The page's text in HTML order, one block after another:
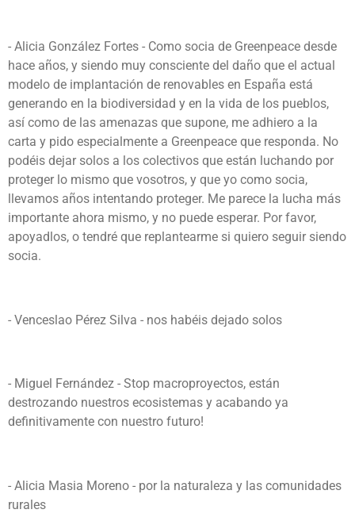
- Alicia González Fortes - Como socia de Greenpeace desde
hace años, y siendo muy consciente del daño que el actual
modelo de implantación de renovables en España está
generando en la biodiversidad y en la vida de los pueblos,
así como de las amenazas que supone, me adhiero a la
carta y pido especialmente a Greenpeace que responda. No
podéis dejar solos a los colectivos que están luchando por
proteger lo mismo que vosotros, y que yo como socia,
llevamos años intentando proteger. Me parece la lucha más
importante ahora mismo, y no puede esperar. Por favor,
apoyadlos, o tendré que replantearme si quiero seguir siendo
socia.
- Venceslao Pérez Silva - nos habéis dejado solos
- Miguel Fernández - Stop macroproyectos, están
destrozando nuestros ecosistemas y acabando ya
definitivamente con nuestro futuro!
- Alicia Masia Moreno - por la naturaleza y las comunidades
rurales